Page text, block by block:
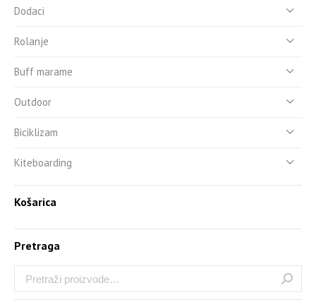
Dodaci
Rolanje
Buff marame
Outdoor
Biciklizam
Kiteboarding
Košarica
Pretraga